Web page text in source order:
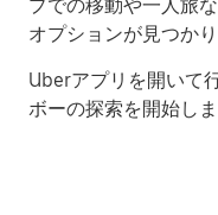
プでの移動や一人旅
オプションが見つかり
Uberアプリを開いて
ボーの探索を開始しま